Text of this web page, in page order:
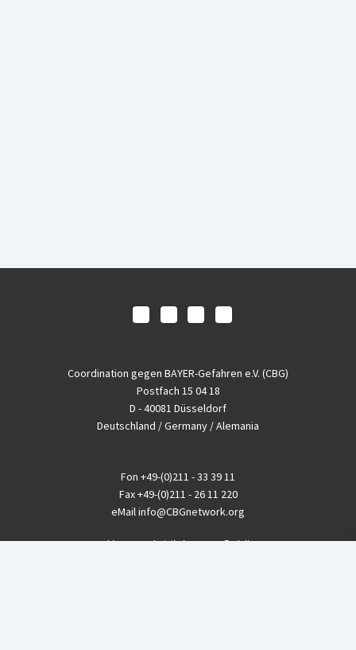
Coordination gegen BAYER-Gefahren e.V. (CBG)
Postfach 15 04 18
D - 40081 Düsseldorf
Deutschland / Germany / Alemania
Fon +49-(0)211 - 33 39 11
Fax+49-(0)211 - 26 11 220
eMailinfo@CBGnetwork.org
Konzernkritik kostet Geld!